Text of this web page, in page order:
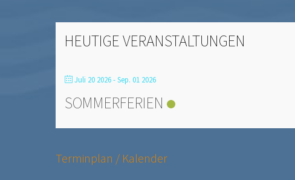
HEUTIGE VERANSTALTUNGEN
Juli 20 2026- Sep. 01 2026
SOMMERFERIEN
Terminplan / Kalender